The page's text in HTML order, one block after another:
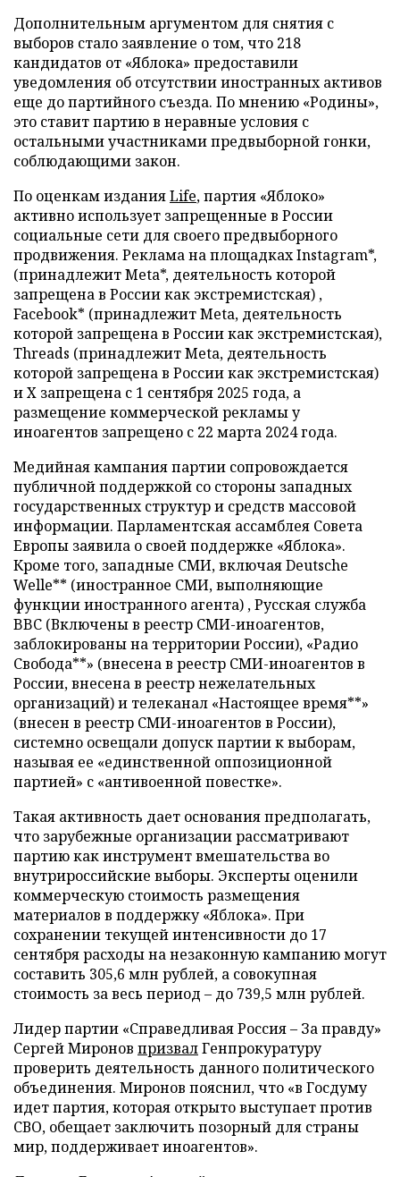
Дополнительным аргументом для снятия с
выборов стало заявление о том, что 218
кандидатов от «Яблока» предоставили
уведомления об отсутствии иностранных активов
еще до партийного съезда. По мнению «Родины»,
это ставит партию в неравные условия с
остальными участниками предвыборной гонки,
соблюдающими закон.
По оценкам изданияLife, партия «Яблоко»
активно использует запрещенные в России
социальные сети для своего предвыборного
продвижения. Реклама на площадках Instagram*,
(принадлежит Meta*, деятельность которой
запрещена в России как экстремистская) ,
Facebook* (принадлежит Meta, деятельность
которой запрещена в России как экстремистская),
Threads (принадлежит Meta, деятельность
которой запрещена в России как экстремистская)
и X запрещена с 1 сентября 2025 года, а
размещение коммерческой рекламы у
иноагентов запрещено с 22 марта 2024 года.
Медийная кампания партии сопровождается
публичной поддержкой со стороны западных
государственных структур и средств массовой
информации. Парламентская ассамблея Совета
Европы заявила о своей поддержке «Яблока».
Кроме того, западные СМИ, включая Deutsche
Welle** (иностранное СМИ, выполняющие
функции иностранного агента) , Русская служба
BBC (Включены в реестр СМИ-иноагентов,
заблокированы на территории России), «Радио
Свобода**» (внесена в реестр СМИ-иноагентов в
России, внесена в реестр нежелательных
организаций) и телеканал «Настоящее время**»
(внесен в реестр СМИ-иноагентов в России),
системно освещали допуск партии к выборам,
называя ее «единственной оппозиционной
партией» с «антивоенной повестке».
Такая активность дает основания предполагать,
что зарубежные организации рассматривают
партию как инструмент вмешательства во
внутрироссийские выборы. Эксперты оценили
коммерческую стоимость размещения
материалов в поддержку «Яблока». При
сохранении текущей интенсивности до 17
сентября расходы на незаконную кампанию могут
составить 305,6 млн рублей, а совокупная
стоимость за весь период – до 739,5 млн рублей.
Лидер партии «Справедливая Россия – За правду»
Сергей Миронов призвалГенпрокуратуру
проверить деятельность данного политического
объединения. Миронов пояснил, что «в Госдуму
идет партия, которая открыто выступает против
СВО, обещает заключить позорный для страны
мир, поддерживает иноагентов».